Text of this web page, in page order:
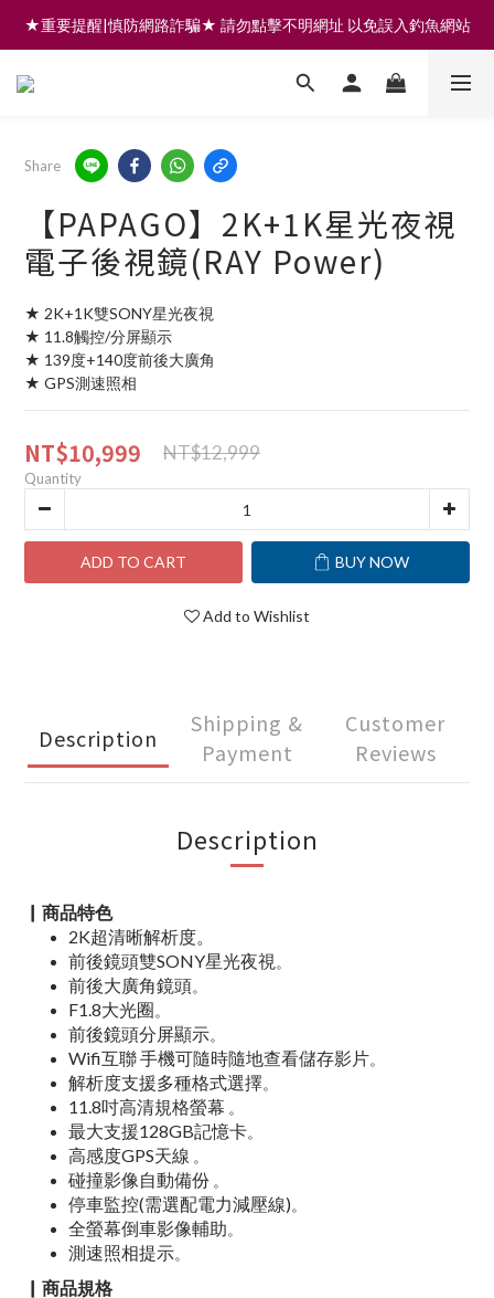
註冊會員享200元購物金 | 全館滿999免運 | 可門市取貨/安裝
註冊會員享200元購物金 | 全館滿999免運 | 可門市取貨/安裝
Share
【PAPAGO】2K+1K星光夜視
電子後視鏡(RAY Power)
★ 2K+1K雙SONY星光夜視
★ 11.8觸控/分屏顯示
★ 139度+140度前後大廣角
★ GPS測速照相
NT$10,999 NT$12,999
Quantity
ADD TO CART BUY NOW
Add to Wishlist
Description
Shipping &
Payment
Customer
Reviews
Description
▏商品特色
2K超清晰解析度。
前後鏡頭雙SONY星光夜視 。
前後大廣角鏡頭。
F1.8大光圈。
前後鏡頭分屏顯示。
Wifi互聯 手機可隨時隨地查看儲存影片。
解析度支援多種格式選擇。
11.8吋高清規格螢幕 。
最大支援128GB記憶卡。
高感度GPS天線 。
碰撞影像自動備份 。
停車監控(需選配電力減壓線)。
全螢幕倒車影像輔助。
測速照相提示。
▏商品規格